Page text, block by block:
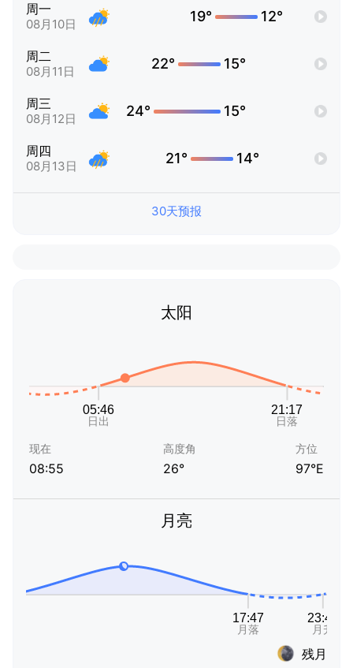
周一
08月10日 19° 12°
周二
08月11日 22° 15°
周三
08月12日 24° 15°
周四
08月13日 21° 14°
30天预报
太阳
现在
08:55
高度角
26°
方位
97°E
月亮
残月